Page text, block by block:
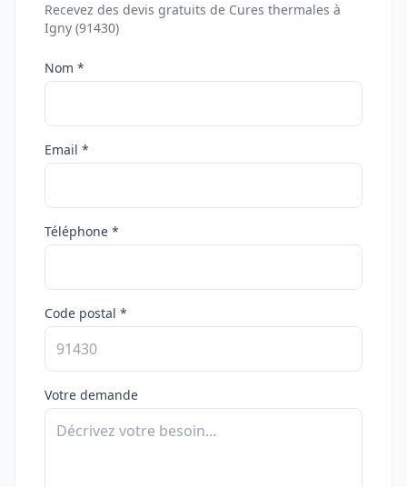
Recevez des devis gratuits de Cures thermales à
Igny (91430)
Nom *
Email *
Téléphone *
Code postal *
Votre demande